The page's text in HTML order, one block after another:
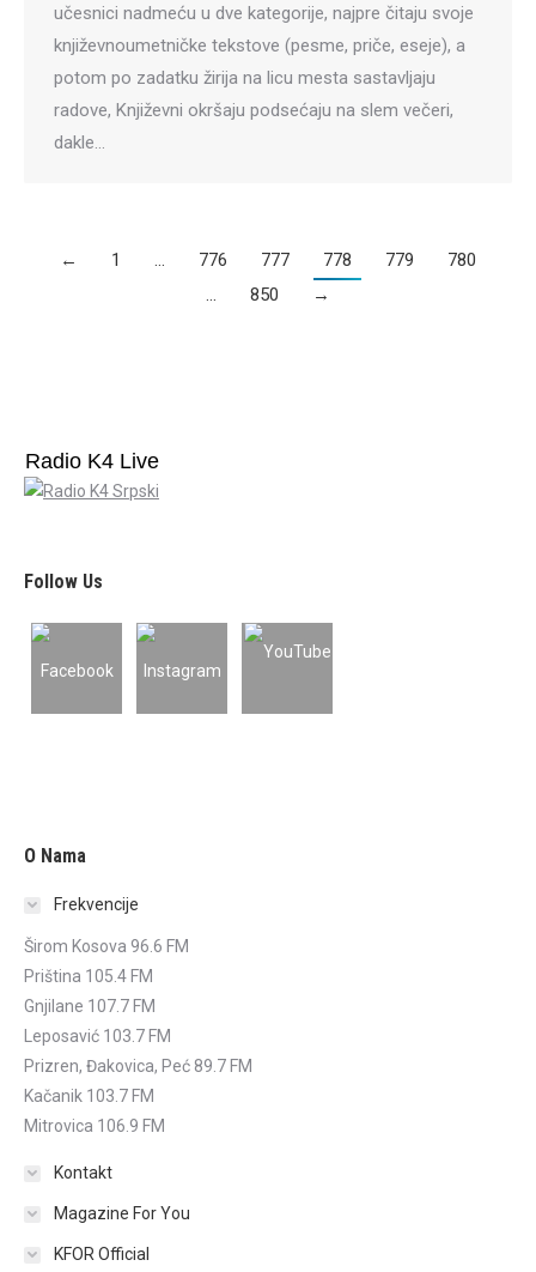
učesnici nadmeću u dve kategorije, najpre čitaju svoje
književnoumetničke tekstove (pesme, priče, eseje), a
potom po zadatku žirija na licu mesta sastavljaju
radove, Književni okršaju podsećaju na slem večeri,
dakle…
← 1 … 776 777 778 779
780
…
850 →
Radio K4 Live
Follow Us
O Nama
Frekvencije
Širom Kosova 96.6 FM
Priština 105.4 FM
Gnjilane 107.7 FM
Leposavić 103.7 FM
Prizren, Đakovica, Peć 89.7 FM
Kačanik 103.7 FM
Mitrovica 106.9 FM
Kontakt
Magazine For You
KFOR Official